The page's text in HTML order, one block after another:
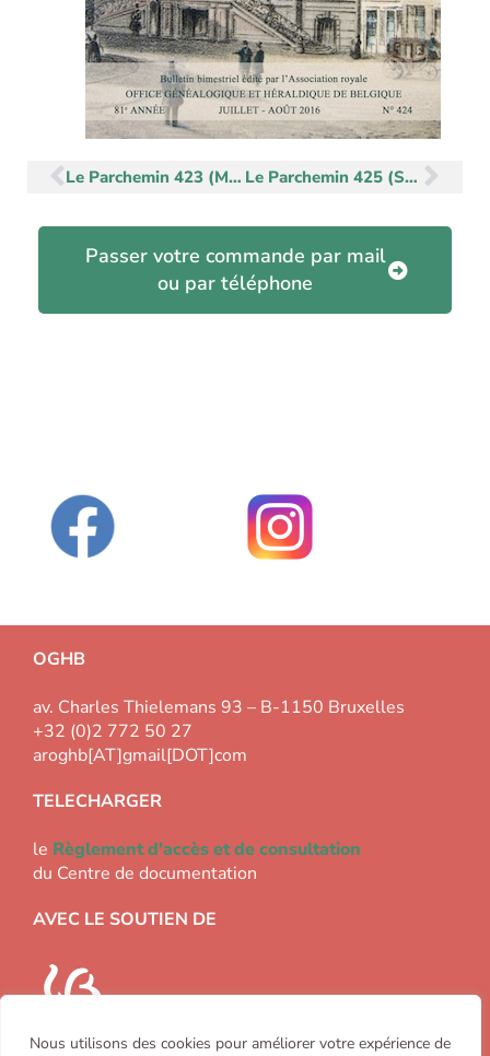
Nous utilisons des cookies pour améliorer votre expérience de
Précédent Le Parchemin 423 (Mai-Juin 2016) Le Parchemin 425 (Septembre-Octobre 2016)
Passer votre commande par mail
ou par téléphone
OGHB
av. Charles Thielemans 93 – B-1150 Bruxelles
+32 (0)2 772 50 27
aroghb[AT]gmail[DOT]com
TELECHARGER
le Règlement d'accès et de consultation
du Centre de documentation
AVEC LE SOUTIEN DE